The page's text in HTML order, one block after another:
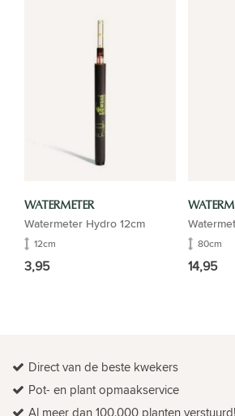
WATERMETER
Watermeter Hydro 12cm
12cm
3,95
80cm
14,95
Direct van de beste kwekers
Pot- en plant opmaakservice